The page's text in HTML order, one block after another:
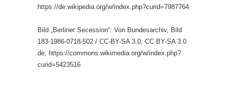
https://de.wikipedia.org/w/index.php?curid=7987764
Bild „Berliner Secession“: Von Bundesarchiv, Bild
183-1986-0718-502 / CC-BY-SA 3.0, CC BY-SA 3.0
de, https://commons.wikimedia.org/w/index.php?
curid=5423516